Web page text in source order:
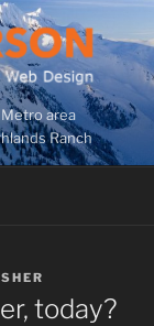
area
Ranch
today?